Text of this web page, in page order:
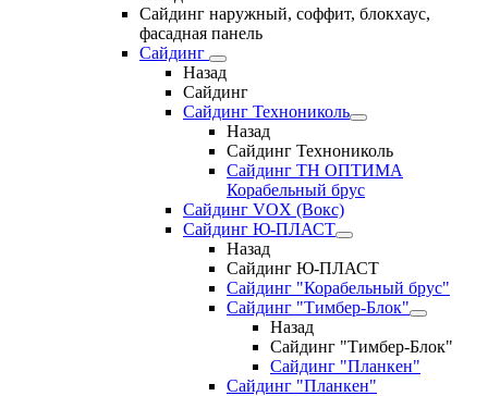
Сайдинг наружный, соффит, блокхаус,
фасадная панель
Сайдинг
Назад
Сайдинг
Сайдинг Технониколь
Назад
Сайдинг Технониколь
Сайдинг ТН ОПТИМА
Корабельный брус
Сайдинг VOX (Вокс)
Сайдинг Ю-ПЛАСТ
Назад
Сайдинг Ю-ПЛАСТ
Сайдинг "Корабельный брус"
Сайдинг "Тимбер-Блок"
Назад
Сайдинг "Тимбер-Блок"
Сайдинг "Планкен"
Сайдинг "Планкен"